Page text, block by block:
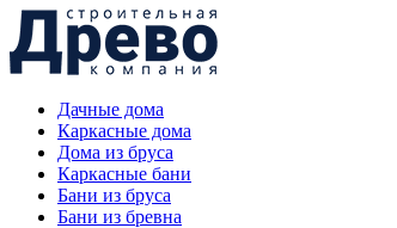
Дачные дома
Каркасные дома
Дома из бруса
Каркасные бани
Бани из бруса
Бани из бревна